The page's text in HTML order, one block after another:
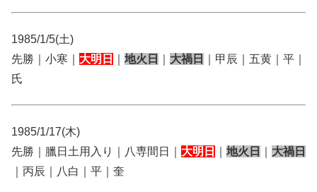
1985/1/5(土)
先勝｜小寒｜ 大明日 地火日 大禍日
｜甲辰｜五黄｜平｜
氏
1985/1/17(木)
先勝｜臘日土用入り｜八専間日｜ 大明日 地火日
大禍日
｜丙辰｜八白｜平｜奎